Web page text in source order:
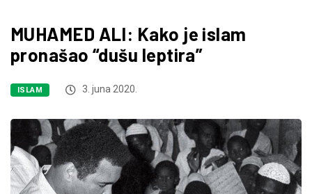
MUHAMED ALI: Kako je islam
pronašao “dušu leptira”
ISLAM 3. juna 2020.